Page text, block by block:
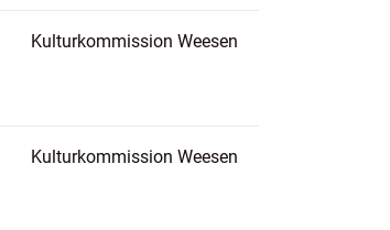
Kulturkommission Weesen
Kulturkommission Weesen